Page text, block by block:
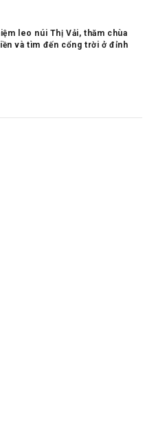
leo núi Thị Vải, thăm chùa
và tìm đến cổng trời ở đỉnh